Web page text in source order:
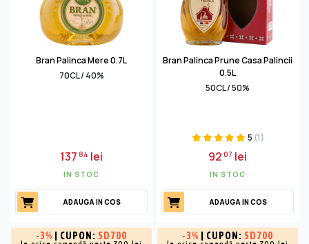
Bran Palinca Mere 0.7L
70CL / 40%
13784 lei
IN STOC
ADAUGA IN COS
Bran Palinca Prune Casa Palincii
0.5L
50CL / 50%
5 (1)
9207 lei
IN STOC
ADAUGA IN COS
-3% | CUPON: SD700 -3% | CUPON: SD700